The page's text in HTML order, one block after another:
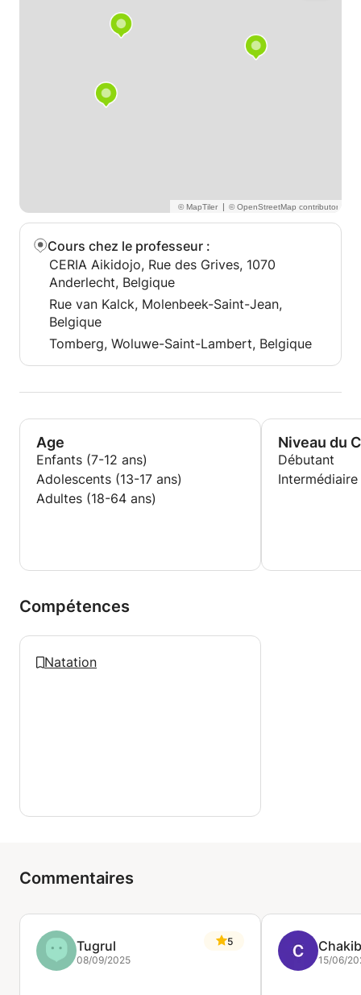
|
Cours chez le professeur :
CERIA Aikidojo, Rue des Grives, 1070
Anderlecht, Belgique
Rue van Kalck, Molenbeek-Saint-Jean,
Belgique
Tomberg, Woluwe-Saint-Lambert, Belgique
Age
Enfants (7-12 ans)
Adolescents (13-17 ans)
Adultes (18-64 ans)
Niveau du
Débutant
Intermédiaire
Compétences
Natation
Commentaires
Tugrul
08/09/2025
5 Chakib
15/06/